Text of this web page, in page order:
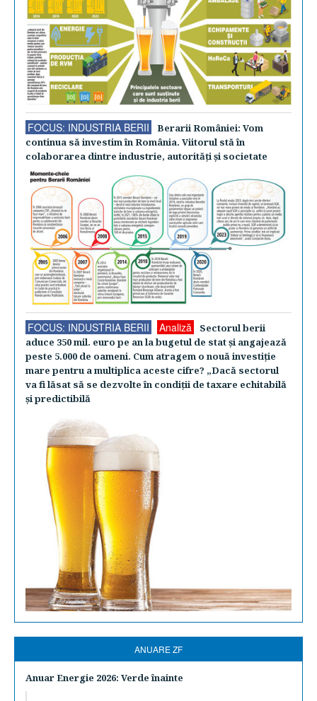
FOCUS: INDUSTRIA BERII
Berarii României: Vom
continua să investim în România. Viitorul stă în
colaborarea dintre industrie, autorităţi şi societate
FOCUS: INDUSTRIA BERII Analiză
Sectorul berii
aduce 350 mil. euro pe an la bugetul de stat şi angajează
peste 5.000 de oameni. Cum atragem o nouă investiţie
mare pentru a multiplica aceste cifre? „Dacă sectorul
va fi lăsat să se dezvolte în condiţii de taxare echitabilă
şi predictibilă
ANUARE ZF
Anuar Energie 2026: Verde înainte